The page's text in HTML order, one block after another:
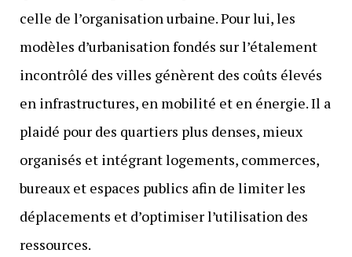
celle de l’organisation urbaine. Pour lui, les
modèles d’urbanisation fondés sur l’étalement
incontrôlé des villes génèrent des coûts élevés
en infrastructures, en mobilité et en énergie. Il a
plaidé pour des quartiers plus denses, mieux
organisés et intégrant logements, commerces,
bureaux et espaces publics afin de limiter les
déplacements et d’optimiser l’utilisation des
ressources.